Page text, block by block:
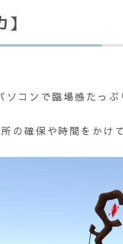
コンで臨場感たっ
の確保や時間をかけ